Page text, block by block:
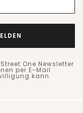
One Newsletter
per E-Mail
kann